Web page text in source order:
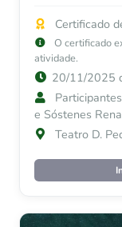
Certificado
O certificado
atividade.
20/11/2025
e Sóstenes
Teatro D.